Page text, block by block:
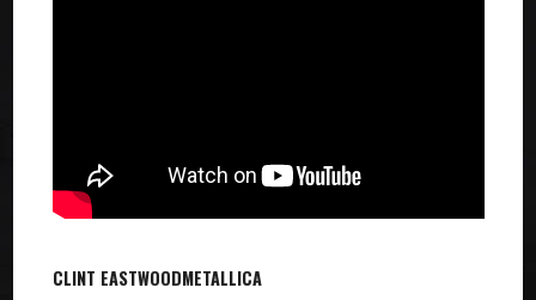
CLINT EASTWOODMETALLICA